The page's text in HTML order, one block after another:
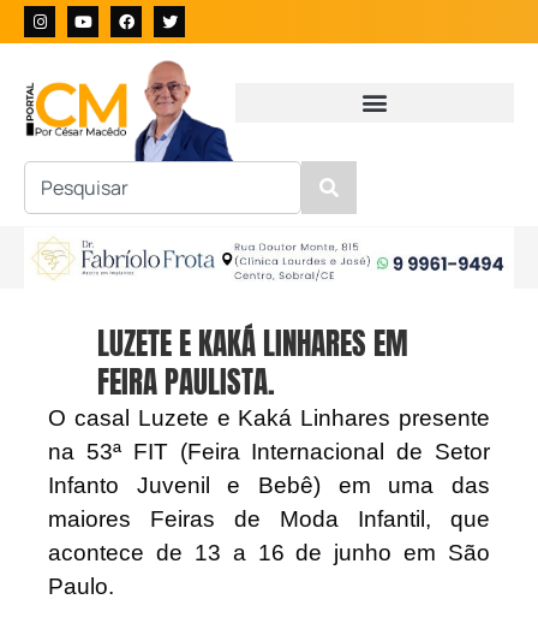
LUZETE E KAKÁ LINHARES EM
FEIRA PAULISTA.
O casal Luzete e Kaká Linhares presente
na 53ª FIT (Feira Internacional de Setor
Infanto Juvenil e Bebê) em uma das
maiores Feiras de Moda Infantil, que
acontece de 13 a 16 de junho em São
Paulo.